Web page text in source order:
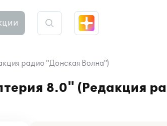
радио "Донская Волна")
8.0" (Редакция